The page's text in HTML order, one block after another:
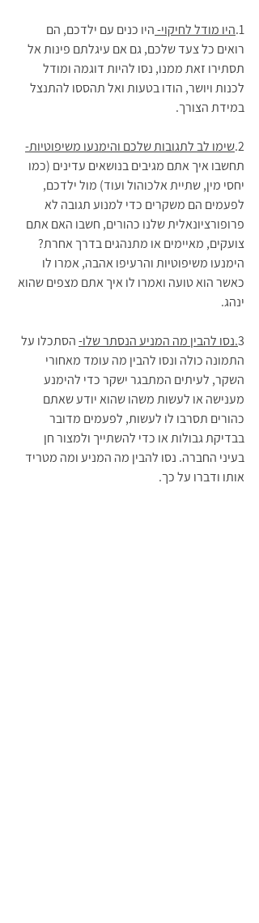
1. היו מודל לחיקוי- היו כנים עם ילדכם, הם
רואים כל צעד שלכם, גם אם עיגלתם פינות אל
תסתירו זאת ממנו, נסו להיות דוגמה ומודל
לכנות ויושר, הודו בטעות ואל תהססו להתנצל
במידת הצורך.
2.שימו לב לתגובות שלכם והימנעו משיפוטיות-
תחשבו איך אתם מגיבים בנושאים עדינים (כמו
יחסי מין, שתיית אלכוהול ועוד) מול ילדכם,
לפעמים הם משקרים כדי למנוע תגובה לא
פרופורציונאלית שלנו כהורים, חשבו האם אתם
צועקים, מאיימים או מתנהגים בדרך אחרת?
הימנעו משיפוטיות והרעיפו אהבה, אמרו לו
כאשר הוא טועה ואמרו לו איך אתם מצפים שהוא
ינהג.
3.נסו להבין מה המניע הנסתר שלו- הסתכלו על
התמונה כולה ונסו להבין מה עומד מאחורי
השקר, לעיתים המתבגר ישקר כדי להימנע
מענישה או לעשות משהו שהוא יודע שאתם
כהורים תסרבו לו לעשות, לפעמים מדובר
בבדיקת גבולות או כדי להשתייך ולמצור חן
בעיני החברה. נסו להבין מה המניע ומה מטריד
אותו ודברו על כך.